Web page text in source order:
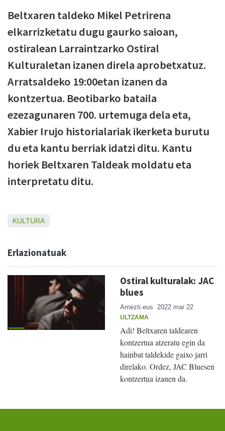
Beltxaren taldeko Mikel Petrirena
elkarrizketatu dugu gaurko saioan,
ostiralean Larraintzarko Ostiral
Kulturaletan izanen direla aprobetxatuz.
Arratsaldeko 19:00etan izanen da
kontzertua. Beotibarko bataila
ezezagunaren 700. urtemuga dela eta,
Xabier Irujo historialariak ikerketa burutu
du eta kantu berriak idatzi ditu. Kantu
horiek Beltxaren Taldeak moldatu eta
interpretatu ditu.
KULTURA
Erlazionatuak
Ostiral kulturalak: JAC
blues
Amezti.eus 2022 mar 22
ULTZAMA
Adi! Beltxaren taldearen
kontzertua atzeratu egin da
hainbat taldekide gaixo jarri
direlako. Ordez, JAC Bluesen
kontzertua izanen da.